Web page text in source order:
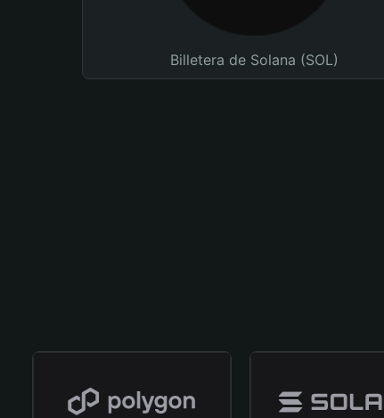
Billetera de Solana (SOL)